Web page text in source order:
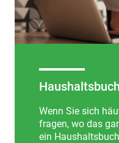
Wenn Sie sich
fragen, wo das
ein